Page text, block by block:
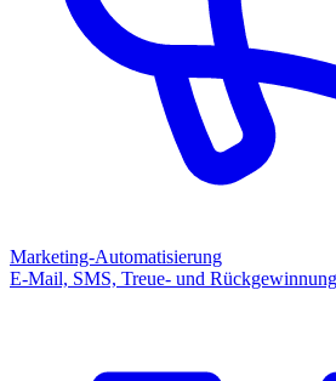
Marketing-Automatisierung
E-Mail, SMS, Treue- und